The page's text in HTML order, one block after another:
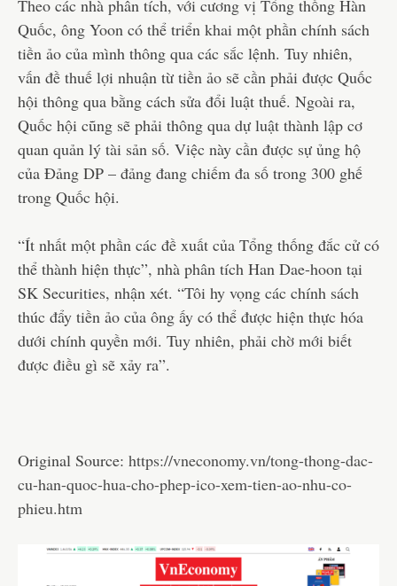
Theo các nhà phân tích, với cương vị Tổng thống Hàn
Quốc, ông Yoon có thể triển khai một phần chính sách
tiền ảo của mình thông qua các sắc lệnh. Tuy nhiên,
vấn đề thuế lợi nhuận từ tiền ảo sẽ cần phải được Quốc
hội thông qua bằng cách sửa đổi luật thuế. Ngoài ra,
Quốc hội cũng sẽ phải thông qua dự luật thành lập cơ
quan quản lý tài sản số. Việc này cần được sự ủng hộ
của Đảng DP – đảng đang chiếm đa số trong 300 ghế
trong Quốc hội.
“Ít nhất một phần các đề xuất của Tổng thống đắc cử có
thể thành hiện thực”, nhà phân tích Han Dae-hoon tại
SK Securities, nhận xét. “Tôi hy vọng các chính sách
thúc đẩy tiền ảo của ông ấy có thể được hiện thực hóa
dưới chính quyền mới. Tuy nhiên, phải chờ mới biết
được điều gì sẽ xảy ra”.
Original Source: https://vneconomy.vn/tong-thong-dac-
cu-han-quoc-hua-cho-phep-ico-xem-tien-ao-nhu-co-
phieu.htm